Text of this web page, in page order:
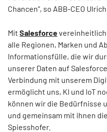
Chancen“, so ABB-CEO
Mit Salesforce
alle Regionen, Marken und
Informationsfülle, die wir
unserer Daten auf
Verbindung mit unserem
ermöglicht uns, KI und IoT
können wir die Bedürfnisse
und gemeinsam mit ihnen
Spiesshofer.